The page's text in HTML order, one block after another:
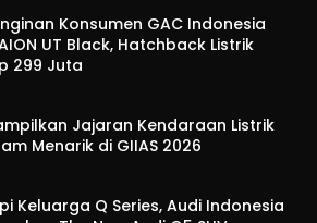
Konsumen GAC Indonesia
UT Black, Hatchback Listrik
299 Juta
Jajaran Kendaraan Listrik
Menarik di GIIAS 2026
Keluarga Q Series, Audi Indonesia